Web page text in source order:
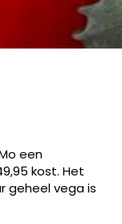
een
kost. Het
geheel vega is